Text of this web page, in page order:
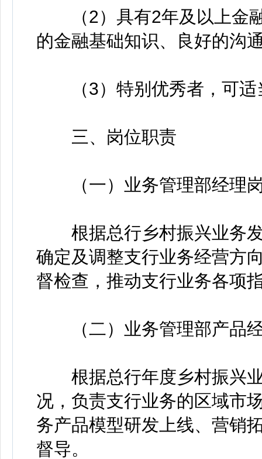
（2）具有2年及以上金融
的金融基础知识、良好的沟
（3）特别优秀者，可适
三、岗位职责
（一）业务管理部经理
根据总行乡村振兴业务发
确定及调整支行业务经营方
督检查，推动支行业务各项
（二）业务管理部产品
根据总行年度乡村振兴业
况，负责支行业务的区域市
务产品模型研发上线、营销
督导。